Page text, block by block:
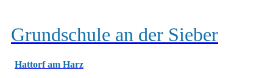
Grundschule an der Sieber
Hattorf am Harz